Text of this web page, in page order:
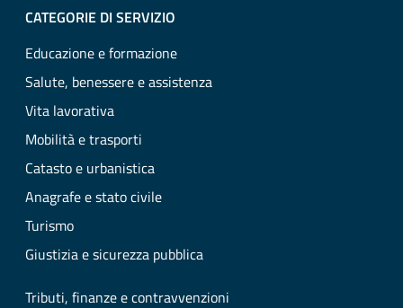
CATEGORIE DI SERVIZIO
Educazione e formazione
Salute, benessere e assistenza
Vita lavorativa
Mobilità e trasporti
Catasto e urbanistica
Anagrafe e stato civile
Turismo
Giustizia e sicurezza pubblica
Tributi, finanze e contravvenzioni